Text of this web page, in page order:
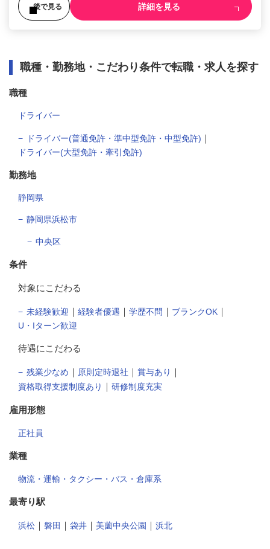
後で見る 詳細を見る
職種・勤務地・こだわり条件で転職・求人を探す
職種
ドライバー
ドライバー(普通免許・準中型免許・中型免許) ｜
ドライバー(大型免許・牽引免許)
勤務地
静岡県
静岡県浜松市
中央区
条件
対象にこだわる
未経験歓迎 ｜ 経験者優遇 ｜ 学歴不問 ｜ ブランクOK ｜
U・Iターン歓迎
待遇にこだわる
残業少なめ ｜ 原則定時退社 ｜ 賞与あり ｜
資格取得支援制度あり ｜ 研修制度充実
雇用形態
正社員
業種
物流・運輸・タクシー・バス・倉庫系
最寄り駅
浜松 ｜ 磐田 ｜ 袋井 ｜ 美薗中央公園 ｜ 浜北